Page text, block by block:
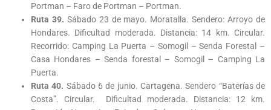
Portman – Faro de Portman – Portman.
Ruta 39. Sábado 23 de mayo. Moratalla. Sendero: Arroyo de
Hondares. Dificultad moderada. Distancia: 14 km. Circular.
Recorrido: Camping La Puerta – Somogil – Senda Forestal –
Casa Hondares – Senda forestal – Somogil – Camping La
Puerta.
Ruta 40. Sábado 6 de junio. Cartagena. Sendero “Baterías de
Costa”. Circular. Dificultad moderada. Distancia: 12 km.